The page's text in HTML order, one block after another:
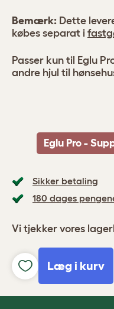
Sikker betaling
180 dages
Vi tjekker vores
Læg i kurv
Bemærk: Dette
købes separat i
Passer kun til Eglu
andre hjul til
Eglu Pro -